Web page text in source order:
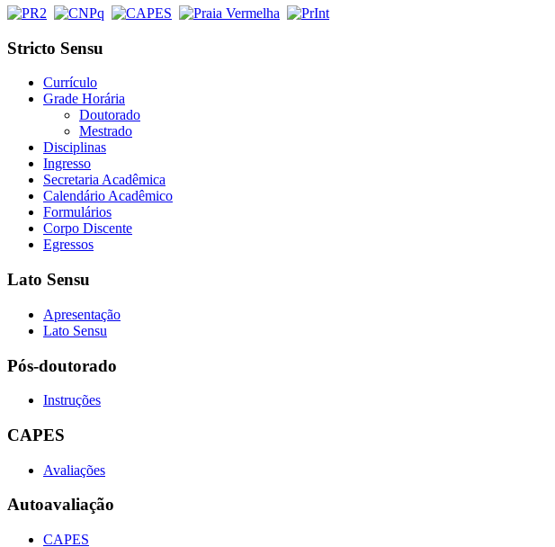
Stricto Sensu
Currículo
Grade Horária
Doutorado
Mestrado
Disciplinas
Ingresso
Secretaria Acadêmica
Calendário Acadêmico
Formulários
Corpo Discente
Egressos
Lato Sensu
Apresentação
Lato Sensu
Pós-doutorado
Instruções
CAPES
Avaliações
Autoavaliação
CAPES